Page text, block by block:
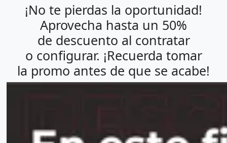
¡No te pierdas la oportunidad!
Aprovecha hasta un 50%
de descuento al contratar
o configurar. ¡Recuerda tomar
la promo antes de que se acabe!